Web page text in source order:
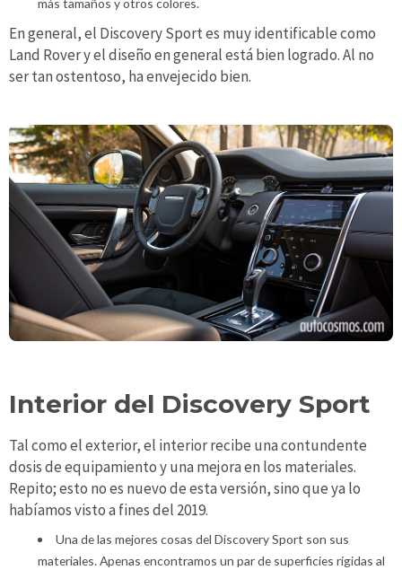
En general, el Discovery Sport es muy identificable como
Land Rover y el diseño en general está bien logrado. Al no
ser tan ostentoso, ha envejecido bien.
Interior del Discovery Sport
Tal como el exterior, el interior recibe una contundente
dosis de equipamiento y una mejora en los materiales.
Repito; esto no es nuevo de esta versión, sino que ya lo
habíamos visto a fines del 2019.
Una de las mejores cosas del Discovery Sport son sus
materiales. Apenas encontramos un par de superficies rígidas al